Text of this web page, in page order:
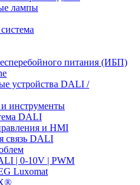
лампы
питания (ИБП)
устройства DALI /
инструменты
DALI
и HMI
связь DALI
| 0-10V | PWM
Luxomat